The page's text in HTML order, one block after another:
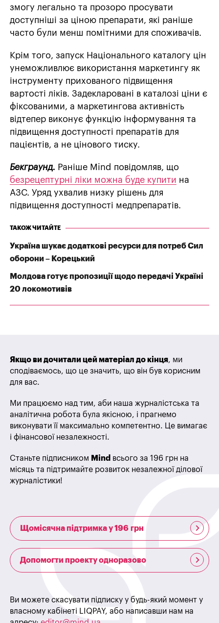
змогу легально та прозоро просувати
доступніші за ціною препарати, які раніше
часто були менш помітними для споживачів.
Крім того, запуск Національного каталогу цін
унеможливлює використання маркетингу як
інструменту прихованого підвищення
вартості ліків. Задекларовані в каталозі ціни є
фіксованими, а маркетингова активність
відтепер виконує функцію інформування та
підвищення доступності препаратів для
пацієнтів, а не цінового тиску.
Бекграунд. Раніше Mind повідомляв, що
безрецептурні ліки можна буде купити на
АЗС. Уряд ухвалив низку рішень для
підвищення доступності медпрепаратів.
ТАКОЖ ЧИТАЙТЕ
Україна шукає додаткові ресурси для потреб Сил
оборони – Корецький
Молдова готує пропозиції щодо передачі Україні
20 локомотивів
Якщо ви дочитали цей матеріал до кінця, ми
сподіваємось, що це значить, що він був корисним
для вас.
Ми працюємо над тим, аби наша журналістська та
аналітична робота була якісною, і прагнемо
виконувати її максимально компетентно. Це вимагає
і фінансової незалежності.
Станьте підписником Mind всього за 196 грн на
місяць та підтримайте розвиток незалежної ділової
журналістики!
Щомісячна підтримка у 196 грн
Допомогти проекту одноразово
Ви можете скасувати підписку у будь-який момент у
власному кабінеті LIQPAY, або написавши нам на